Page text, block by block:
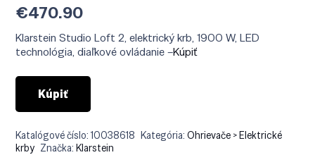
€470.90
Klarstein Studio Loft 2, elektrický krb, 1900 W, LED
technológia, diaľkové ovládanie –Kúpiť
Kúpiť
Katalógové číslo:10038618 Kategória:Ohrievače > Elektrické
krby Značka:Klarstein